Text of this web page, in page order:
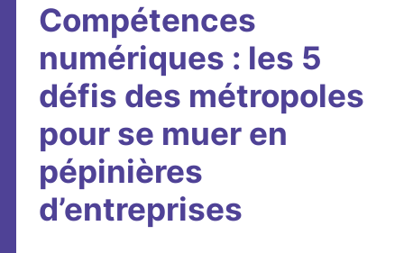
Compétences
numériques : les 5
défis des métropoles
pour se muer en
pépinières
d’entreprises